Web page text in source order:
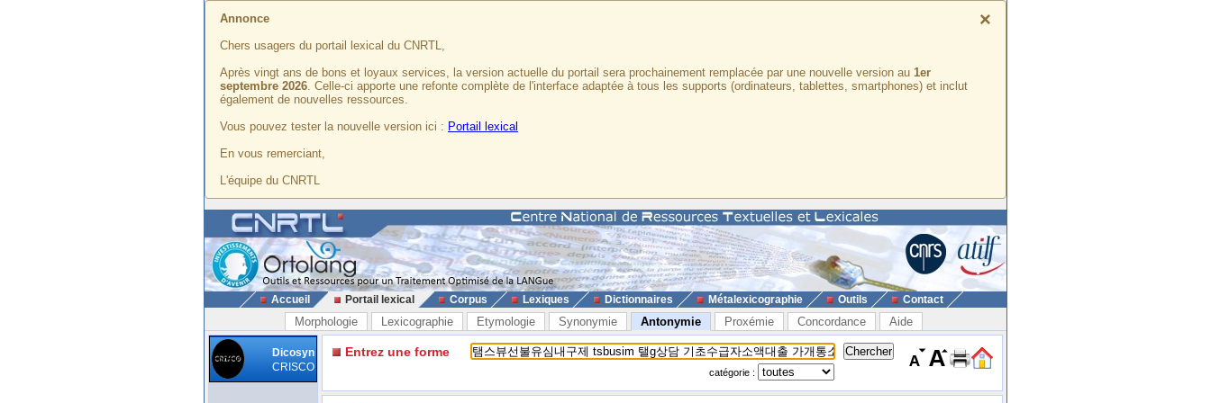
×
Annonce
Chers usagers du portail lexical du CNRTL,
Après vingt ans de bons et loyaux services, la version actuelle du portail sera prochainement remplacée par une nouvelle version au 1er
septembre 2026. Celle-ci apporte une refonte complète de l'interface adaptée à tous les supports (ordinateurs, tablettes, smartphones) et inclut
également de nouvelles ressources.
Vous pouvez tester la nouvelle version ici : Portail lexical
En vous remerciant,
L'équipe du CNRTL
Accueil Portail lexical Corpus Lexiques Dictionnaires Métalexicographie Outils Contact
Morphologie Lexicographie Etymologie Synonymie Antonymie Proxémie Concordance Aide
Dicosyn
CRISCO
Entrez une forme
catégorie :